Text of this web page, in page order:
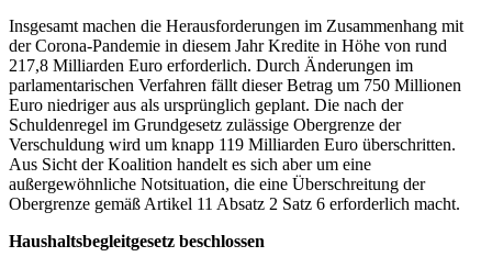
Insgesamt machen die Herausforderungen im Zusammenhang mit
der Corona-Pandemie in diesem Jahr Kredite in Höhe von rund
217,8 Milliarden Euro erforderlich. Durch Änderungen im
parlamentarischen Verfahren fällt dieser Betrag um 750 Millionen
Euro niedriger aus als ursprünglich geplant. Die nach der
Schuldenregel im Grundgesetz zulässige Obergrenze der
Verschuldung wird um knapp 119 Milliarden Euro überschritten.
Aus Sicht der Koalition handelt es sich aber um eine
außergewöhnliche Notsituation, die eine Überschreitung der
Obergrenze gemäß Artikel 11 Absatz 2 Satz 6 erforderlich macht.
Haushaltsbegleitgesetz beschlossen